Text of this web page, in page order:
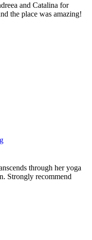
and Catalina for
the place was amazing!
through her yoga
Strongly recommend